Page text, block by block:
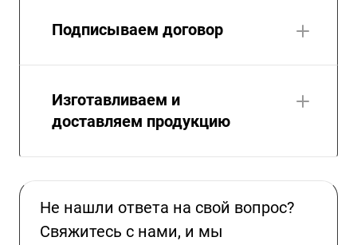
Подписываем договор
Изготавливаем и
доставляем продукцию
Не нашли ответа на свой вопрос?
Свяжитесь с нами, и мы